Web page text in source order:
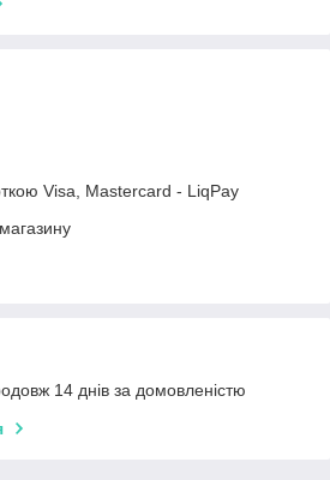
Visa, Mastercard - LiqPay
14 днів за домовленістю